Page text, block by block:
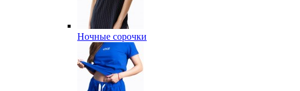
Ночные сорочки